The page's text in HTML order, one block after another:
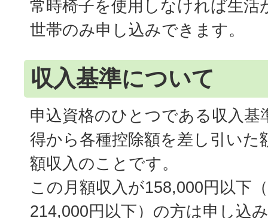
常時椅子を使用しなければ生活
世帯のみ申し込みできます。
収入基準について
申込資格のひとつである収入基
得から各種控除額を差し引いた
額収入のことです。
この月額収入が158,000円以下
214,000円以下）の方は申し込